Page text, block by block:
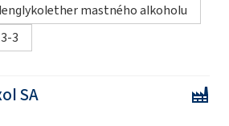
mastného alkoholu
3
SA